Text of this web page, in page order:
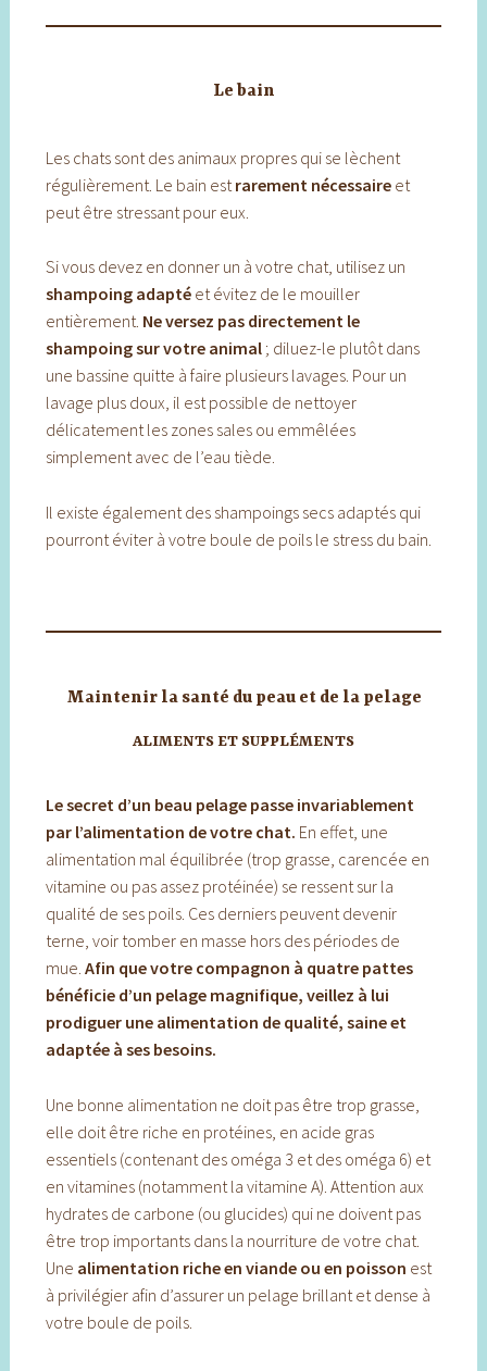
Le bain
Les chats sont des animaux propres qui se lèchent
régulièrement. Le bain est rarement nécessaireet
peut être stressant pour eux.
Si vous devez en donner un à votre chat, utilisez un
shampoing adaptéet évitez de le mouiller
entièrement. Ne versez pas directement le
shampoing sur votre animal; diluez-le plutôt dans
une bassine quitte à faire plusieurs lavages. Pour un
lavage plus doux, il est possible de nettoyer
délicatement les zones sales ou emmêlées
simplement avec de l’eau tiède.
Il existe également des shampoings secs adaptés qui
pourront éviter à votre boule de poils le stress du bain.
Maintenir la santé du peau et de la pelage
ALIMENTS ET SUPPLÉMENTS
Le secret d’un beau pelage passe invariablement
par l’alimentation de votre chat. En effet, une
alimentation mal équilibrée (trop grasse, carencée en
vitamine ou pas assez protéinée) se ressent sur la
qualité de ses poils. Ces derniers peuvent devenir
terne, voir tomber en masse hors des périodes de
mue. Afin que votre compagnon à quatre pattes
bénéficie d’un pelage magnifique, veillez à lui
prodiguer une alimentation de qualité, saine et
adaptée à ses besoins.
Une bonne alimentation ne doit pas être trop grasse,
elle doit être riche en protéines, en acide gras
essentiels (contenant des oméga 3 et des oméga 6) et
en vitamines (notamment la vitamine A). Attention aux
hydrates de carbone (ou glucides) qui ne doivent pas
être trop importants dans la nourriture de votre chat.
Une alimentation riche en viande ou en poisson est
à privilégier afin d’assurer un pelage brillant et dense à
votre boule de poils.